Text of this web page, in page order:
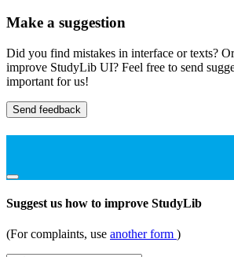
Make a suggestion
Did you find mistakes in interface or texts?
improve StudyLib UI? Feel free to send
important for us!
Send feedback
Suggest us how to improve StudyLib
(For complaints, use another form )